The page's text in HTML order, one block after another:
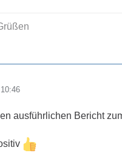
ausführlichen Bericht